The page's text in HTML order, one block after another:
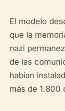
El modelo
que la
nazi
de las
habían
más de 1.800